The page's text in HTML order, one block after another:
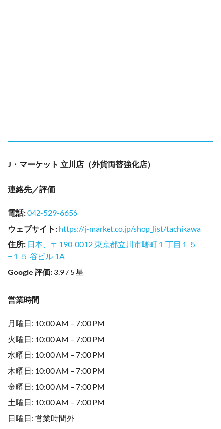
J・マーケット 立川店（外貨両替強化店）
連絡先／評価
電話:042-529-6656
ウェブサイト : https://j-market.co.jp/shop_list/tachikawa
住所: 日本、〒190-0012 東京都立川市曙町１丁目１５
−１５ 谷ビル 1A
Google 評価: 3.9 / 5 星
営業時間
月曜日: 10:00 AM – 7:00 PM
火曜日: 10:00 AM – 7:00 PM
水曜日: 10:00 AM – 7:00 PM
木曜日: 10:00 AM – 7:00 PM
金曜日: 10:00 AM – 7:00 PM
土曜日: 10:00 AM – 7:00 PM
日曜日: 営業時間外